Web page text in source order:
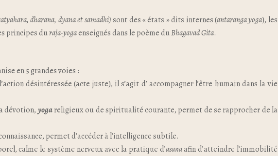
dharana, dyana et samadhi)sont des « états » dits internes (antaranga yoga), les
principes duraja-yogaenseignés dans le poème duBhagavad Gita.
en 5 grandes voies :
désintéressée (acte juste), il s’agit d’ accompagner l’être humain dans la vie
dévotion, yogareligieux ou de spiritualité courante, permet de se rapprocher de la
permet d’accéder à l’intelligence subtile.
calme le système nerveux avec la pratique d’asanaafin d’atteindre l’immobilité